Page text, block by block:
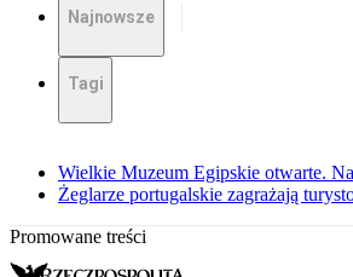
Najnowsze
Tagi
Wielkie Muzeum Egipskie otwarte.
Żeglarze portugalskie zagrażają
Promowane treści